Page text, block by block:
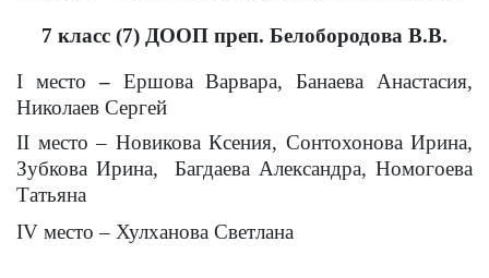
7 класс (7) ДООП преп. Белобородова В.В.
I место – Ершова Варвара, Банаева Анастасия,
Николаев Сергей
II место – Новикова Ксения, Сонтохонова Ирина,
Зубкова Ирина, Багдаева Александра, Номогоева
Татьяна
IV место – Хулханова Светлана